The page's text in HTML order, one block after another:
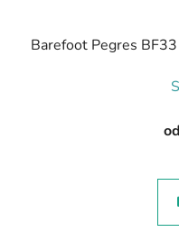
Barefoot Pegres
od